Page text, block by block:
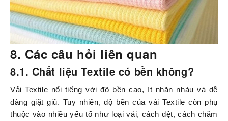
8. Các câu hỏi liên quan
8.1. Chất liệu Textile có bền không?
Vải Textile nổi tiếng với độ bền cao, ít nhăn nhàu và dễ
dàng giặt giũ. Tuy nhiên, độ bền của vải Textile còn phụ
thuộc vào nhiều yếu tố như loại vải, cách dệt, cách chăm